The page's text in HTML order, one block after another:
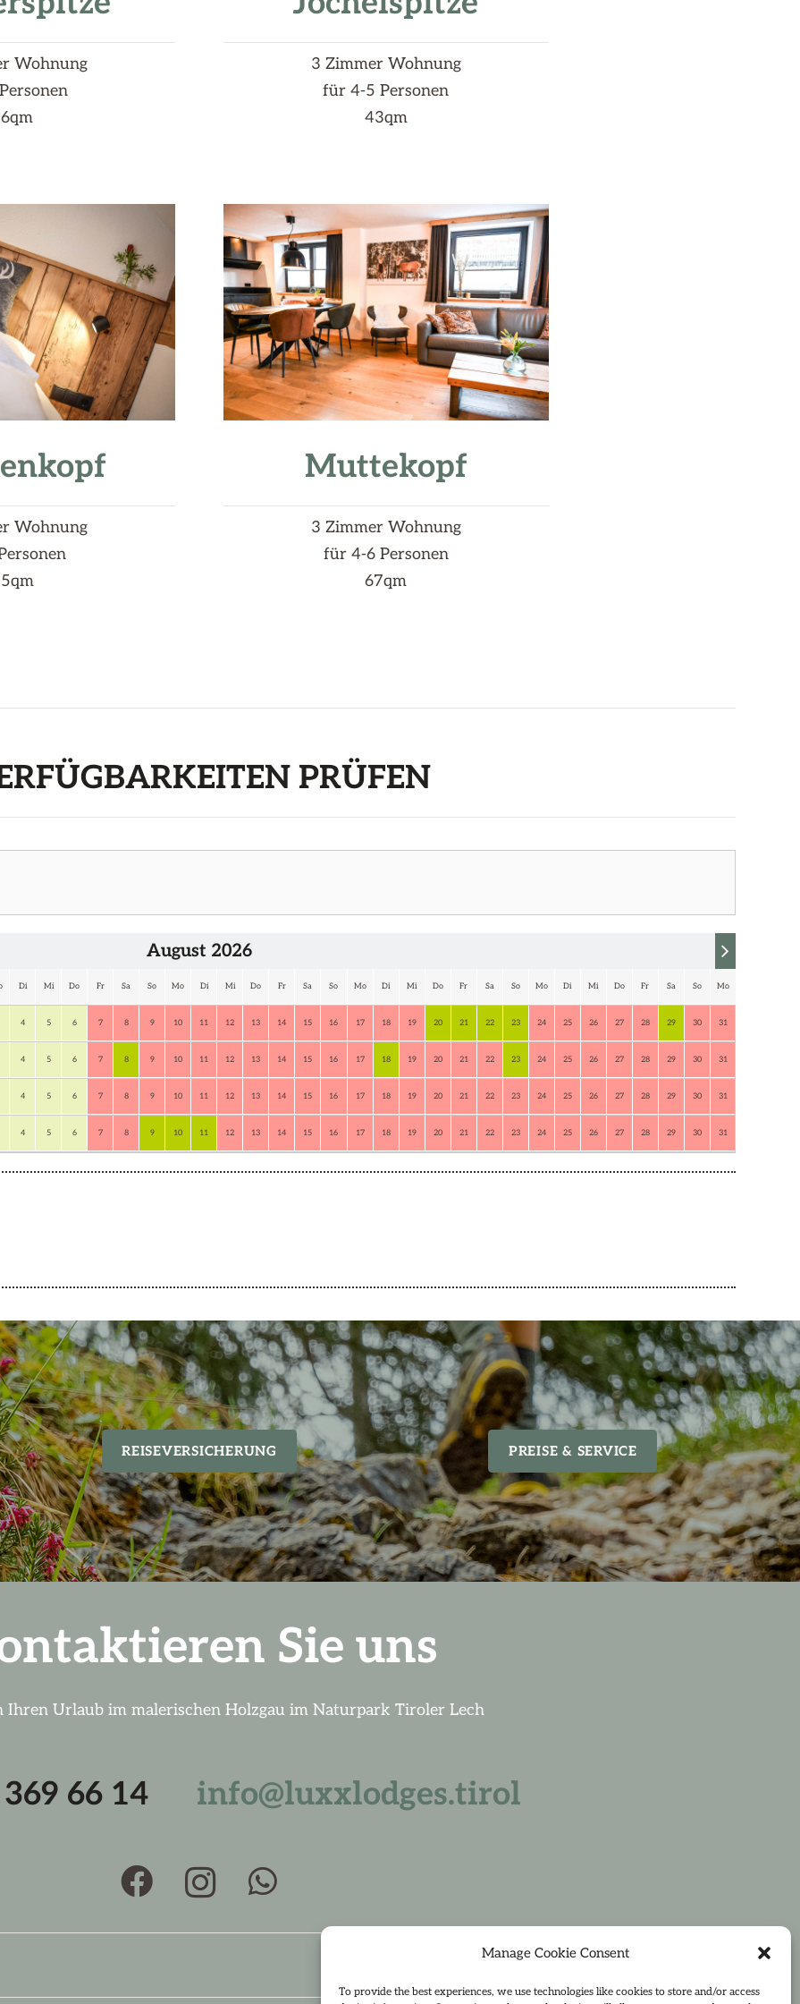
Manage Cookie Consent
To provide the best experiences, we use technologies like cookies to store and/or access
Wohnung
3 Zimmer Wohnung
für 4-5 Personen
43qm
Wohnung
Muttekopf
3 Zimmer Wohnung
für 4-6 Personen
67qm
PRÜFEN
August 2026
Di Mi Do Fr Sa So Mo Di Mi Do Fr Sa So Mo Di Mi Do Fr Sa So Mo Di Mi Do Fr Sa So Mo
4 5 6 7 8 9 10 11 12 13 14 15 16 17 18 19 20 21 22 23 24 25 26 27 28 29 30 31
4 5 6 7 8 9 10 11 12 13 14 15 16 17 18 19 20 21 22 23 24 25 26 27 28 29 30 31
4 5 6 7 8 9 10 11 12 13 14 15 16 17 18 19 20 21 22 23 24 25 26 27 28 29 30 31
4 5 6 7 8 9 10 11 12 13 14 15 16 17 18 19 20 21 22 23 24 25 26 27 28 29 30 31
REISEVERSICHERUNG PREISE & SERVICE
Sie uns
Ihren Urlaub im malerischen Holzgau im Naturpark Tiroler Lech
369 66 14 info@luxxlodges.tirol